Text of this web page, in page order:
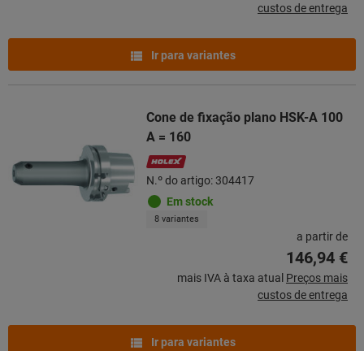
custos de entrega
Ir para variantes
Cone de fixação plano HSK-A 100
A = 160
N.º do artigo: 304417
Em stock
8 variantes
a partir de
146,94 €
mais IVA à taxa atual Preços mais
custos de entrega
Ir para variantes